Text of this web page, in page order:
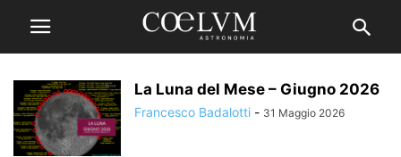
La Luna del Mese – Giugno 2026
Francesco Badalotti - 31 Maggio 2026